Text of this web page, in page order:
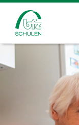
Wer wir sind